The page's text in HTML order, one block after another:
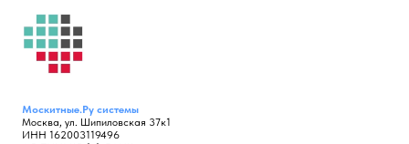
Москитные.Ру системы
Москва, ул. Шипиловская 37к1
ИНН 162003119496